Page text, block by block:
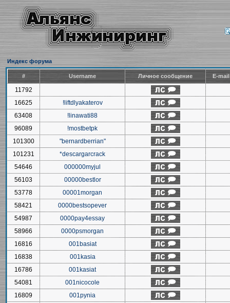
Индекс форума
# Username Личное сообщение E-
11792
16625
!liftdlyakaterov
63408
!linawati88
96089
!mostbetpk
101300
"bernardberrian"
101231
*descargarcrack
54646
000000myjul
56103
00000bestlor
53778
00001morgan
58421
0000bestsopever
54987
0000pay4essay
58966
0000psmorgan
16816
001basiat
16838
001kasia
16786
001kasiat
54081
001nicocole
16809
001pynia